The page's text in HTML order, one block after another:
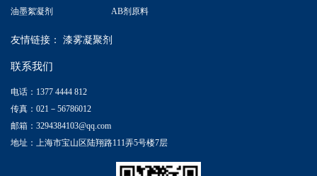
油墨絮凝剂
AB剂原料
友情链接： 漆雾凝聚剂
联系我们
电话：1377 4444 812
传真：021－56786012
邮箱：3294384103@qq.com
地址：上海市宝山区陆翔路111弄5号楼7层